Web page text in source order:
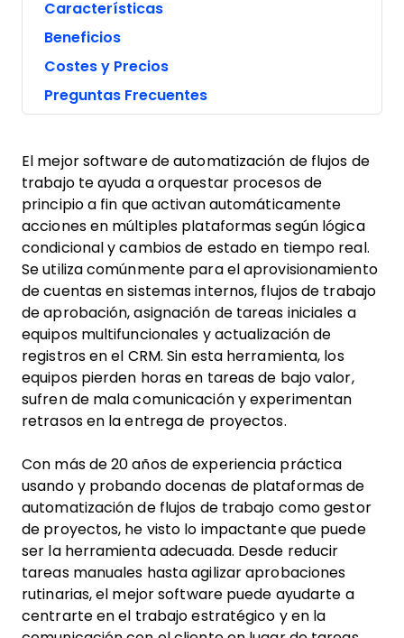
Características
Beneficios
Costes y Precios
Preguntas Frecuentes
El mejor software de automatización de flujos de
trabajo te ayuda a orquestar procesos de
principio a fin que activan automáticamente
acciones en múltiples plataformas según lógica
condicional y cambios de estado en tiempo real.
Se utiliza comúnmente para el aprovisionamiento
de cuentas en sistemas internos, flujos de trabajo
de aprobación, asignación de tareas iniciales a
equipos multifuncionales y actualización de
registros en el CRM. Sin esta herramienta, los
equipos pierden horas en tareas de bajo valor,
sufren de mala comunicación y experimentan
retrasos en la entrega de proyectos.
Con más de 20 años de experiencia práctica
usando y probando docenas de plataformas de
automatización de flujos de trabajo como gestor
de proyectos, he visto lo impactante que puede
ser la herramienta adecuada. Desde reducir
tareas manuales hasta agilizar aprobaciones
rutinarias, el mejor software puede ayudarte a
centrarte en el trabajo estratégico y en la